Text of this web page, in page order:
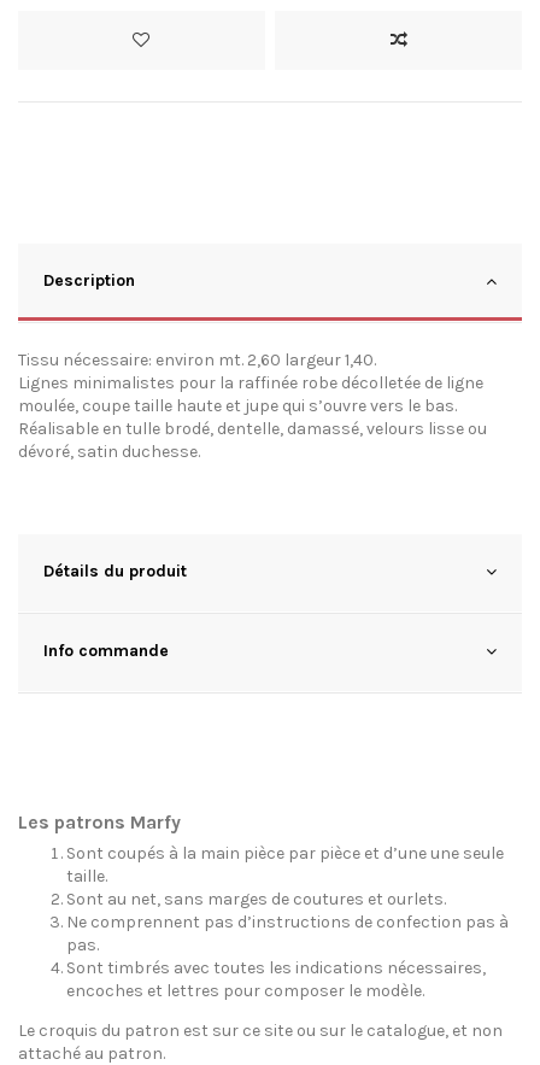
Description
Tissu nécessaire: environ mt. 2,60 largeur 1,40.
Lignes minimalistes pour la raffinée robe décolletée de ligne
moulée, coupe taille haute et jupe qui s’ouvre vers le bas.
Réalisable en tulle brodé, dentelle, damassé, velours lisse ou
dévoré, satin duchesse.
Détails du produit
Info commande
Les patrons Marfy
Sont coupés à la main pièce par pièce et d’une une seule
taille.
Sont au net, sans marges de coutures et ourlets.
Ne comprennent pas d’instructions de confection pas à
pas.
Sont timbrés avec toutes les indications nécessaires,
encoches et lettres pour composer le modèle.
Le croquis du patron est sur ce site ou sur le catalogue, et non
attaché au patron.